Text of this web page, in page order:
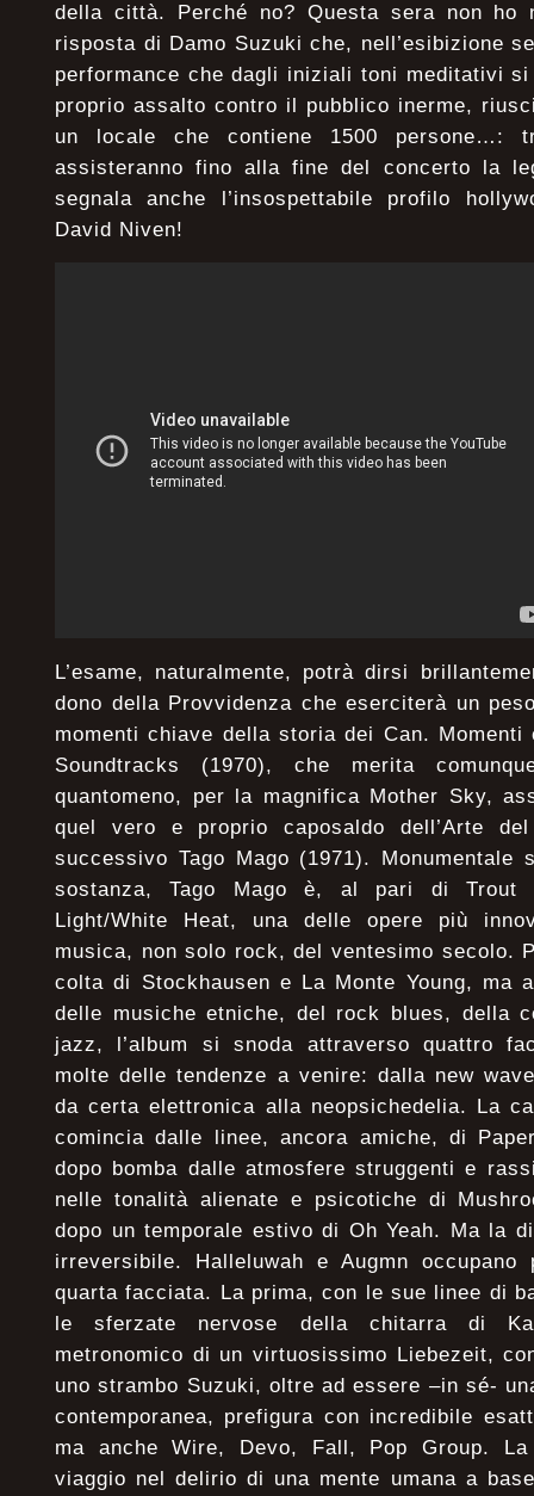
della città. Perché no? Questa sera non
risposta di Damo Suzuki che, nell’esibizione
performance che dagli iniziali toni meditativi
proprio assalto contro il pubblico inerme,
un locale che contiene 1500 persone…:
assisteranno fino alla fine del concerto la
segnala anche l’insospettabile profilo
David Niven!
L’esame, naturalmente, potrà dirsi
dono della Provvidenza che eserciterà un
momenti chiave della storia dei Can. Momenti
Soundtracks (1970), che merita
quantomeno, per la magnifica Mother Sky,
quel vero e proprio caposaldo dell’Arte
successivo Tago Mago (1971).
sostanza, Tago Mago è, al pari di Trout
Light/White Heat, una delle opere più
musica, non solo rock, del ventesimo secolo.
colta di Stockhausen e La Monte Young, ma
delle musiche etniche, del rock blues, della
jazz, l’album si snoda attraverso quattro
molte delle tendenze a venire: dalla new
da certa elettronica alla neopsichedelia. La
comincia dalle linee, ancora amiche, di
dopo bomba dalle atmosfere struggenti e
nelle tonalità alienate e psicotiche di
dopo un temporale estivo di Oh Yeah. Ma la
irreversibile. Halleluwah e Augmn
quarta facciata. La prima, con le sue linee di
le sferzate nervose della chitarra di
metronomico di un virtuosissimo Liebezeit,
uno strambo Suzuki, oltre ad essere –in sé-
contemporanea, prefigura con incredibile
ma anche Wire, Devo, Fall, Pop Group. La
viaggio nel delirio di una mente umana a